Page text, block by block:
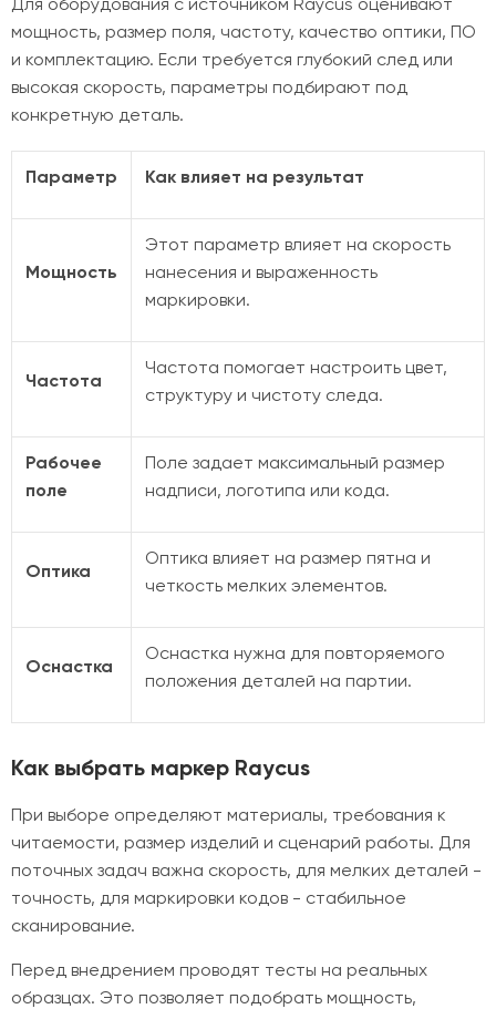
мощность, размер поля, частоту, качество оптики, ПО
и комплектацию. Если требуется глубокий след или
высокая скорость, параметры подбирают под
конкретную деталь.
Параметр Как влияет на результат
Мощность
Этот параметр влияет на скорость
нанесения и выраженность
маркировки.
Частота
Частота помогает настроить цвет,
структуру и чистоту следа.
Рабочее
поле
Поле задает максимальный размер
надписи, логотипа или кода.
Оптика
Оптика влияет на размер пятна и
четкость мелких элементов.
Оснастка
Оснастка нужна для повторяемого
положения деталей на партии.
Как выбрать маркер Raycus
При выборе определяют материалы, требования к
читаемости, размер изделий и сценарий работы. Для
поточных задач важна скорость, для мелких деталей -
точность, для маркировки кодов - стабильное
сканирование.
Перед внедрением проводят тесты на реальных
образцах. Это позволяет подобрать мощность,